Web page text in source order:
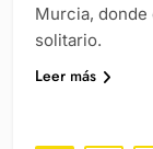
Murcia,
solitario.
Leer más